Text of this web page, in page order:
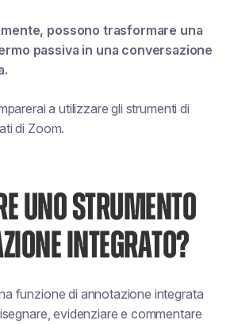
possono trasformare una
passiva in una conversazione
a utilizzare gli strumenti di
di Zoom.
UNO STRUMENTO
INTEGRATO?
funzione di annotazione integrata
evidenziare e commentare